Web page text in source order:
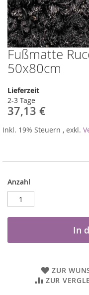
Fußmatte
50x80cm
Lieferzeit
2-3 Tage
37,13 €
Inkl. 19% Steuern , exkl.
Anzahl
In
ZUR
ZUR
Zum
Anfang
der
springen